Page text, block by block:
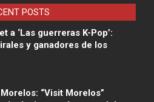
POSTS
a ‘Las guerreras K-Pop’:
y ganadores de los
“Visit Morelos”